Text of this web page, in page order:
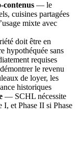
contenus — le
cuisines partagées
mixte avec
doit être en
hypothéquée sans
requises
le revenu
de loyer, les
historiques
— SCHL nécessite
I, et Phase II si Phase